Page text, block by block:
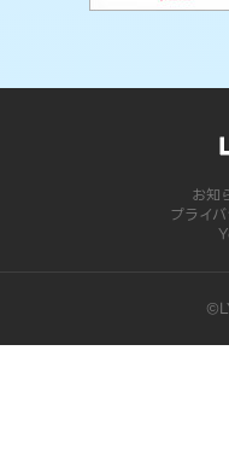
お知
プライ
このコンテンツは掲載が